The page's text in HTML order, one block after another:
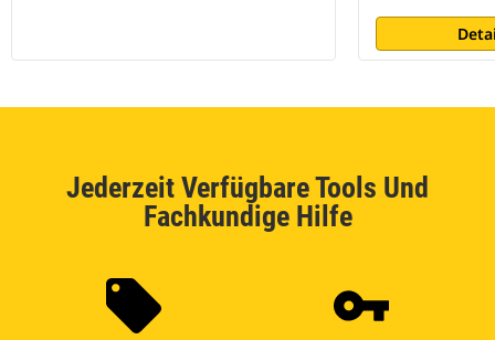
Jederzeit Verfügbare Tools Und
Fachkundige Hilfe